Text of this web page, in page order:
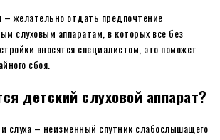
– желательно отдать предпочтение
слуховым аппаратам, в которых все без
вносятся специалистом, это поможет
сбоя.
детский слуховой аппарат?
слуха – неизменный спутник слабослышащего